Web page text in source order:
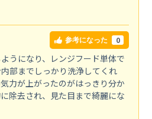
参考になった 0
うになり、レンジフード単体で
部までしっかり洗浄してくれ
力が上がったのがはっきり分か
除去され、見た目まで綺麗にな